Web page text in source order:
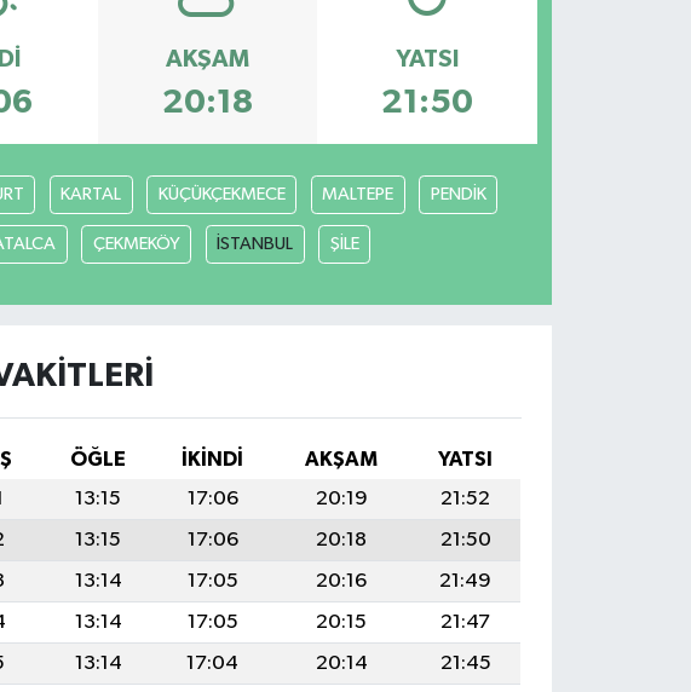
AKŞAM
20:18
YATSI
21:50
KARTAL KÜÇÜKÇEKMECE MALTEPE PENDİK
ÇEKMEKÖY İSTANBUL ŞİLE
ÖĞLE İKINDI AKŞAM
YATSI
13:15 17:06 20:19
21:52
13:15 17:06 20:18
21:50
13:14 17:05 20:16
21:49
13:14 17:05 20:15
21:47
13:14 17:04 20:14
21:45